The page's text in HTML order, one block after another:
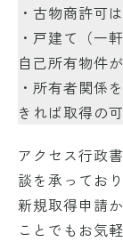
・古物商許可
・戸建て（一
自己所有物件
・所有者関係
きれば取得の
アクセス行政
談を承っており
新規取得申請
ことでもお気